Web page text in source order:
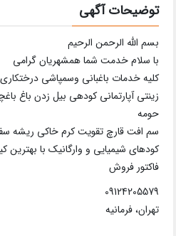
توضیحات آگهی
بسم الله الرحمن الرحیم
با سلام خدمت شما همشهریان گرامی
کلیه خدمات باغبانی وسمپاشی
زینتی آپارتمانی کودهی بیل زدن باغ
حومه
سم افت قارچ تقویت کرم خاکی ریشه
کودهای شیمیایی و وارگانیک با
فاکتور فروش
09124205579
تهران، فرمانیه